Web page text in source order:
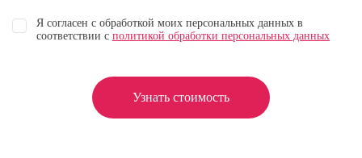
Я согласен с обработкой моих персональных данных в
соответствии с политикой обработки персональных данных
Узнать стоимость